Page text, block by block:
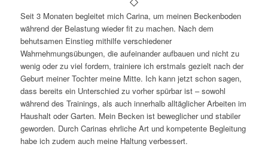
Seit 3 Monaten begleitet mich Carina, um meinen Beckenboden
während der Belastung wieder fit zu machen. Nach dem
behutsamen Einstieg mithilfe verschiedener
Wahrnehmungsübungen, die aufeinander aufbauen und nicht zu
wenig oder zu viel fordern, trainiere ich erstmals gezielt nach der
Geburt meiner Tochter meine Mitte. Ich kann jetzt schon sagen,
dass bereits ein Unterschied zu vorher spürbar ist – sowohl
während des Trainings, als auch innerhalb alltäglicher Arbeiten im
Haushalt oder Garten. Mein Becken ist beweglicher und stabiler
geworden. Durch Carinas ehrliche Art und kompetente Begleitung
habe ich zudem auch meine Haltung verbessert.